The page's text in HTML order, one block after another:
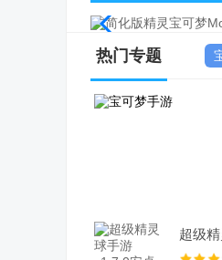
热门专题
超级
卓版